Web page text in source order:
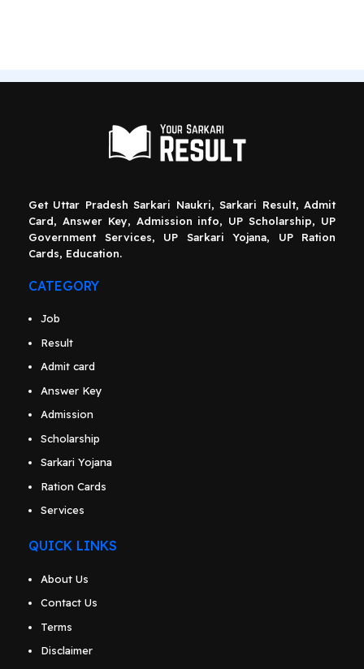
Get Uttar Pradesh Sarkari Naukri, Sarkari Result, Admit
Card, Answer Key, Admission info, UP Scholarship, UP
Government Services, UP Sarkari Yojana, UP Ration
Cards, Education.
CATEGORY
Job
Result
Admit card
Answer Key
Admission
Scholarship
Sarkari Yojana
Ration Cards
Services
QUICK LINKS
About Us
Contact Us
Terms
Disclaimer